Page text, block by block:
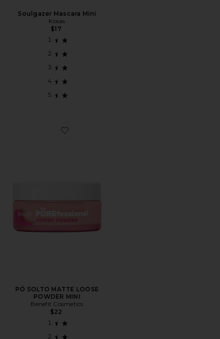
Soulgazer Mascara Mini
Kosas
$17
Favorite PÓ SOLTO MATTE LOOSE POWDER MINI
PÓ SOLTO MATTE LOOSE
POWDER MINI
Benefit Cosmetics
$22